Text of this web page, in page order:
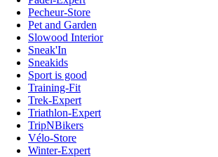
Pecheur-Store
Pet and Garden
Slowood Interior
Sneak'In
Sneakids
Sport is good
Training-Fit
Trek-Expert
Triathlon-Expert
TripNBikers
Vélo-Store
Winter-Expert